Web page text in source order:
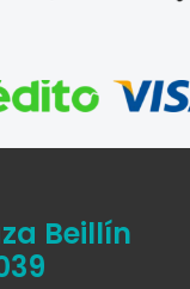
Beillín